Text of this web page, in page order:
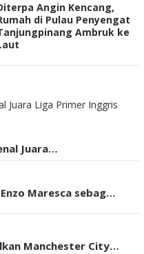
Angin Kencang,
di Pulau Penyengat
Ambruk ke
Juara…
Maresca sebag…
Manchester City…